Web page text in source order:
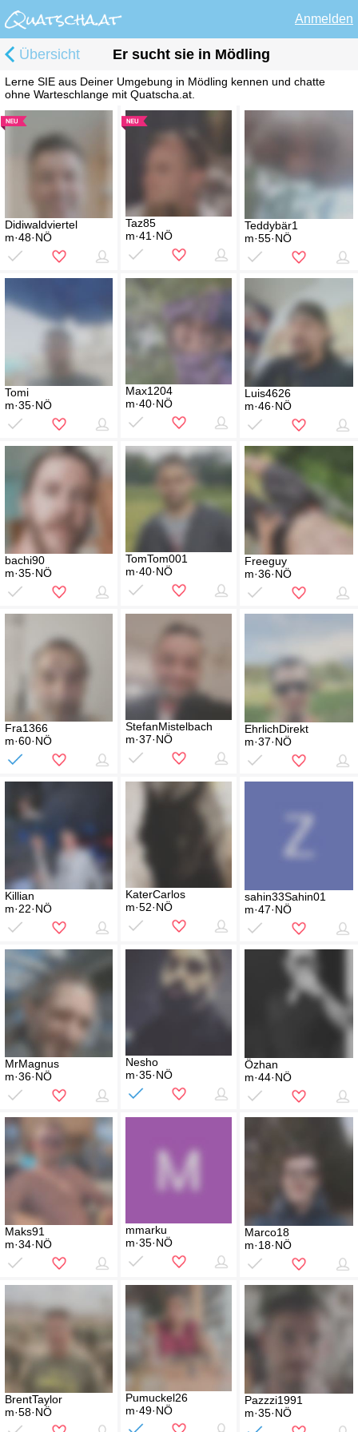
Anmelden
Übersicht Er sucht sie in Mödling
Lerne SIE aus Deiner Umgebung in Mödling kennen und chatte
ohne Warteschlange mit Quatscha.at.
Didiwaldviertel
m·48·NÖ
Taz85
m·41·NÖ
Teddybär1
m·55·NÖ
Tomi
m·35·NÖ
Max1204
m·40·NÖ
Luis4626
m·46·NÖ
bachi90
m·35·NÖ
TomTom001
m·40·NÖ
Freeguy
m·36·NÖ
Fra1366
m·60·NÖ
StefanMistelbach
m·37·NÖ
EhrlichDirekt
m·37·NÖ
Killian
m·22·NÖ
KaterCarlos
m·52·NÖ
sahin33Sahin01
m·47·NÖ
MrMagnus
m·36·NÖ
Nesho
m·35·NÖ
Özhan
m·44·NÖ
Maks91
m·34·NÖ
mmarku
m·35·NÖ
Marco18
m·18·NÖ
BrentTaylor
m·58·NÖ
Pumuckel26
m·49·NÖ
Pazzzi1991
m·35·NÖ